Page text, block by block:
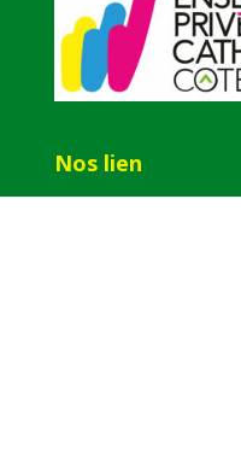
Nos lien
Collège Saint